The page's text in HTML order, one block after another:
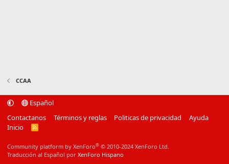
CCAA
Español
Contactanos
Términos y reglas Politicas de privacidad
Ayuda
Inicio
R
Community platform by XenForo® © 2010-2024 XenForo Ltd.
Traducción al Español por XenForo Hispano